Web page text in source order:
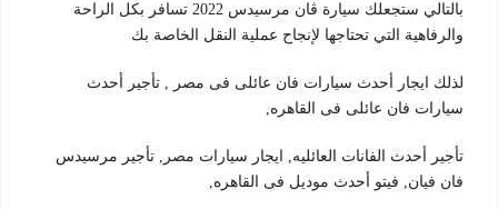
بالتالي ستجعلك سيارة ڤان مرسيدس 2022 تسافر بكل الراحة
والرفاهية التي تحتاجها لإنجاح عملية النقل الخاصة بك
لذلك ايجار أحدث سيارات فان عائلى فى مصر , تأجير أحدث
سيارات فان عائلى فى القاهره,
تأجير أحدث الفانات العائليه, ايجار سيارات مصر, تأجير مرسيدس
فان فيان, فيتو أحدث موديل فى القاهره,